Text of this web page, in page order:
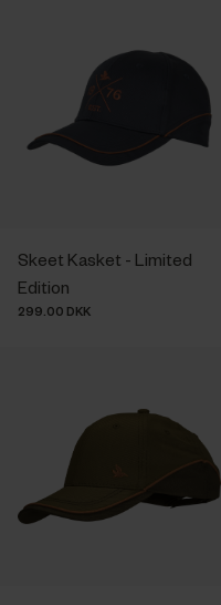
Skeet Kasket - Limited
Edition
299.00 DKK